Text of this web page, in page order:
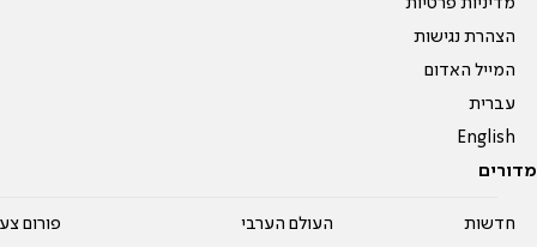
מדיניות פרטיות
הצהרת נגישות
המייל האדום
עברית
English
מדורים
חדשות
העולם הערבי
פורום